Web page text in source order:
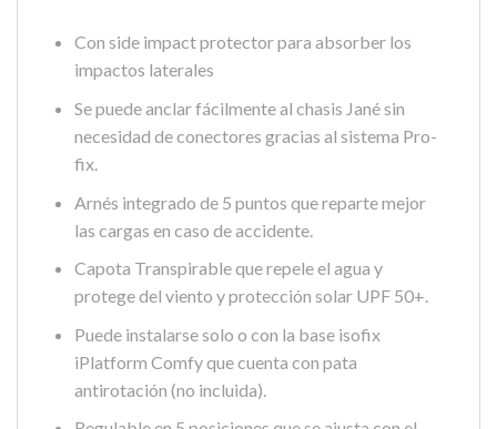
Con side impact protector para absorber los
impactos laterales
Se puede anclar fácilmente al chasis Jané sin
necesidad de conectores gracias al sistema Pro-
fix.
Arnés integrado de 5 puntos que reparte mejor
las cargas en caso de accidente.
Capota Transpirable que repele el agua y
protege del viento y protección solar UPF 50+.
Puede instalarse solo o con la base isofix
iPlatform Comfy que cuenta con pata
antirotación (no incluida).